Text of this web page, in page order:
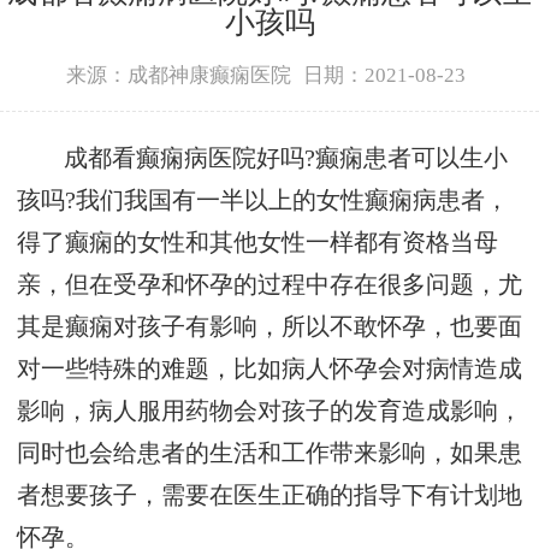
小孩吗
来源：成都神康癫痫医院 日期：2021-08-23
成都看癫痫病医院好吗?癫痫患者可以生小
孩吗?我们我国有一半以上的女性癫痫病患者，
得了癫痫的女性和其他女性一样都有资格当母
亲，但在受孕和怀孕的过程中存在很多问题，尤
其是癫痫对孩子有影响，所以不敢怀孕，也要面
对一些特殊的难题，比如病人怀孕会对病情造成
影响，病人服用药物会对孩子的发育造成影响，
同时也会给患者的生活和工作带来影响，如果患
者想要孩子，需要在医生正确的指导下有计划地
怀孕。